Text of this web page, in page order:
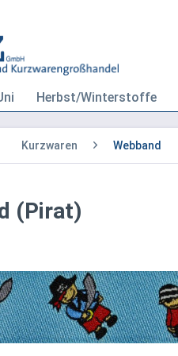
Herbst/Winterstoffe
Kurzwaren Webband
(Pirat)